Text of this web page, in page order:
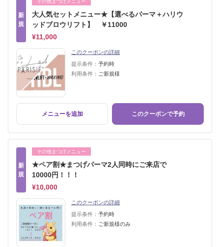
新
規
その他まつげメニュー
大人気セットメニュー★【選べるパーマ＋ハリウ
ッドブロウリフト】 ￥11000
¥11,000
このクーポンの詳細
提示条件： 予約時
利用条件： ご新規様
メニューを追加 このクーポンで予約
新
規
その他まつげメニュー
★ペア割★まつげパーマ2人同時にご来店で
10000円！！！
¥10,000
このクーポンの詳細
提示条件： 予約時
利用条件： ご新規様のみ